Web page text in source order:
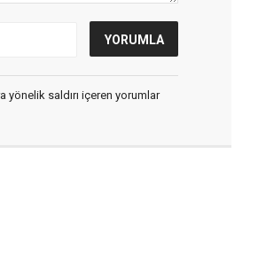
saldırı içeren yorumlar